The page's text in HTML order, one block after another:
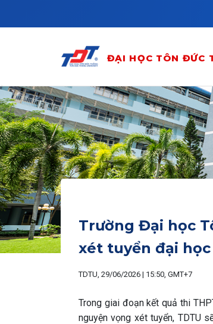
ĐẠI HỌC TÔN ĐỨC
Trường Đại học
xét tuyển đại
TDTU, 29/06/2026 | 15:50, GMT+7
Trong giai đoạn kết quả thi
nguyện vọng xét tuyển, TDTU